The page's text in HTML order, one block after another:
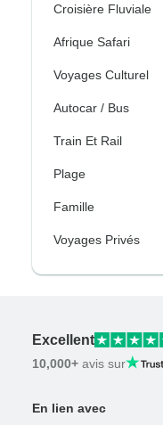
Croisière Fluviale
Afrique Safari
Voyages Culturel
Autocar / Bus
Train Et Rail
Plage
Famille
Voyages Privés
Excellent
10,000+ avis sur
En lien avec